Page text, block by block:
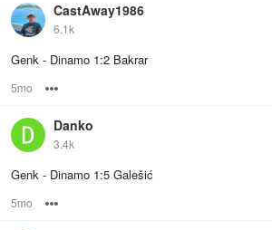
CastAway1986
6.1k
Genk - Dinamo 1:2 Bakrar
5mo
Danko
3.4k
Genk - Dinamo 1:5 Galešić
5mo